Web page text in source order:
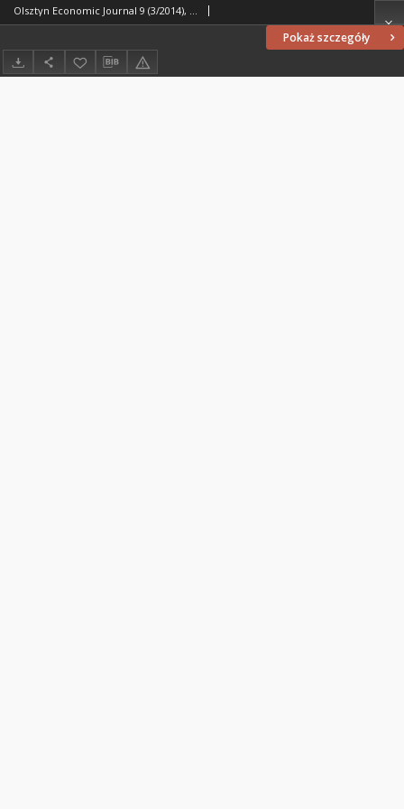
Pokaż szczegóły
Olsztyn Economic Journal 9 (3/2014), 2014